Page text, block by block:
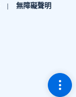
切
無障礙聲明